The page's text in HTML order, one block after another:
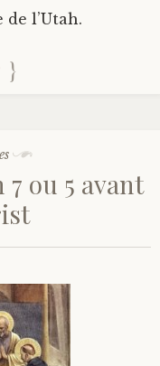
l’Utah.
7 ou 5 avant